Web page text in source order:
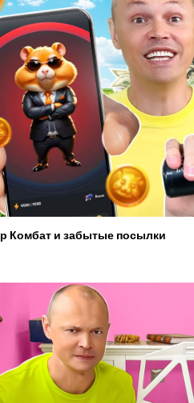
Комбат и забытые посылки